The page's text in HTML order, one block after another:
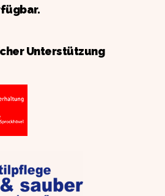
Unterstützung